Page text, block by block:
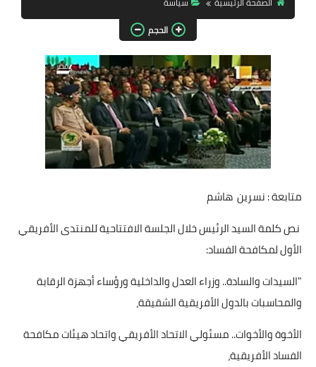
مقالات واراء
محافظات
القاهرة
القليوبية
الجيزة
أسيوط
شمال سيناء
أخبار الرياضة
الحجم
متابعة : نسرين هاشم
نص كلمة السيد الرئيس خلال الجلسة الافتتاحية للمنتدى الأفريقي
الأول لمكافحة الفساد:
"السيدات والسادة.. وزراء العدل والداخلية ورؤساء أجهزة الرقابة
والمحاسبات بالدول الأفريقية الشقيقة،
الأخوة والأخوات.. مسئولي الاتحاد الأفريقي واتحاد هيئات مكافحة
الفساد الأفريقية،